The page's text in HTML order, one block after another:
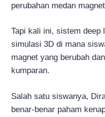
perubahan medan
Tapi kali ini, sistem deep
simulasi 3D di mana
magnet yang berubah
kumparan.
Salah satu siswanya,
benar-benar paham